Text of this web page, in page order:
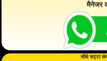
मैनेजर
सीधे सट्टा